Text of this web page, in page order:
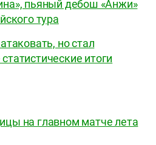
пьяный дебош «Анжи»
тура
но стал
итоги
на главном матче лета